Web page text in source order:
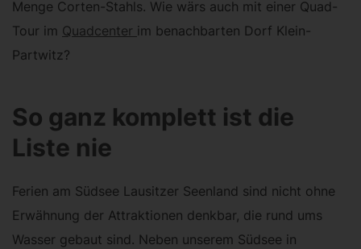
Menge Corten-Stahls. Wie wärs auch mit einer Quad-
Tour im Quadcenter im benachbarten Dorf Klein-
Partwitz?
So ganz komplett ist die
Liste nie
Ferien am Südsee Lausitzer Seenland sind nicht ohne
Erwähnung der Attraktionen denkbar, die rund ums
Wasser gebaut sind. Neben unserem Südsee in